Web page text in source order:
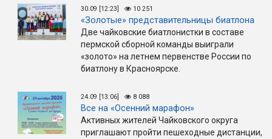
30.09 [12:23] 10 251
«Золотые» представительницы биатлона
Две чайковские биатлонистки в составе
пермской сборной команды выиграли
«золото» на летнем первенстве России по
биатлону в Красноярске.
24.09 [13:06] 8 088
Все на «Осенний марафон»
Активных жителей Чайковского округа
приглашают пройти пешеходные дистанции,